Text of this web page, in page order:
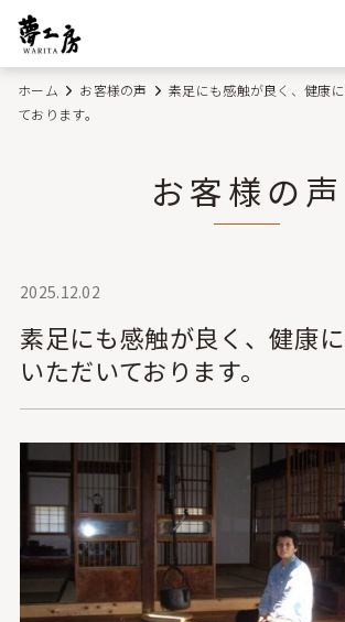
ホーム お客様の声
素足にも感触が良く、健康
ております。
お客様の声
2025.12.02
素足にも感触が良く、健康
いただいております。